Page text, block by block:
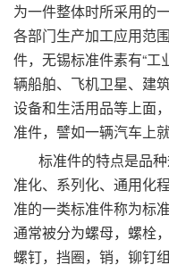
为一件整体时所采用的
各部门生产加工应用范
件，无锡标准件素有“工
辆船舶、飞机卫星、建
设备和生活用品等上面
准件，譬如一辆汽车上
标准件的特点是品种
准化、系列化、通用化
准的一类标准件称为标
通常被分为螺母，螺栓
螺钉，挡圈，销，铆钉